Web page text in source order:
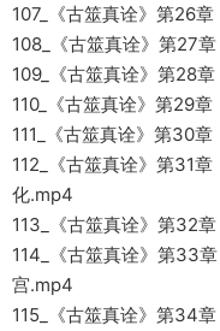
107_《古筮真诠》第26
108_《古筮真诠》第27
109_《古筮真诠》第28
110_《古筮真诠》第29
111_《古筮真诠》第30
112_《古筮真诠》第31
化.mp4
113_《古筮真诠》第32
114_《古筮真诠》第33
宫.mp4
115_《古筮真诠》第34